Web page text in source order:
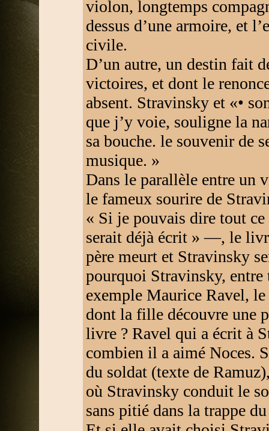
violon, longtemps
dessus d’une armoire, et
civile.
D’un autre, un destin fait
victoires, et dont le
absent. Stravinsky et «•
que j’y voie, souligne la
sa bouche. le souvenir de
musique. »
Dans le parallèle entre un
le fameux sourire de
« Si je pouvais dire tout
serait déjà écrit » —, le
père meurt et Stravinsky
pourquoi Stravinsky, entre
exemple Maurice Ravel, le
dont la fille découvre une
livre ? Ravel qui a écrit à
combien il a aimé Noces.
du soldat (texte de
où Stravinsky conduit le
sans pitié dans la trappe